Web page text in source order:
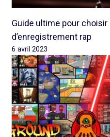
Guide ultime pour
d’enregistrement rap
6 avril 2023